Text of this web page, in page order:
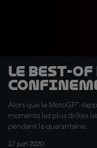
Le best-of
Alors que le MotoGP™
moments les plus drôles
pendant la quarantaine.
17 juin 2020